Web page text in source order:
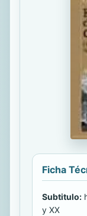
Ficha
Subtitulo:
y XX